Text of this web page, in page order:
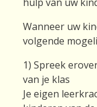
Wanneer uw
volgende
1) Spreek
van je klas
Je eigen